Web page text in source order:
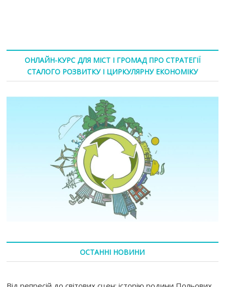
ОНЛАЙН-КУРС ДЛЯ МІСТ І ГРОМАД ПРО СТРАТЕГІЇ
СТАЛОГО РОЗВИТКУ І ЦИРКУЛЯРНУ ЕКОНОМІКУ
ОСТАННІ НОВИНИ